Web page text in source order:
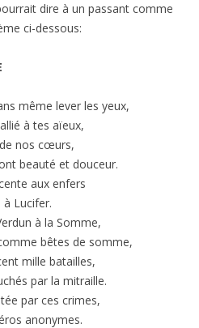
dire à un passant comme
ci-dessous:
même lever les yeux,
à tes aïeux,
nos cœurs,
beauté et douceur.
aux enfers
Lucifer.
à la Somme,
bêtes de somme,
mille batailles,
par la mitraille.
par ces crimes,
anonymes.